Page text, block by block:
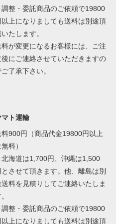
調整・委託商品のご依頼で19800
以上になりましても送料は別途頂
たします。
料が変更になるお客様には、ご注
後にご連絡させていただきますの
了承下さい。
マト運輸
料900円（商品代金19800円以上
料）
北海道は1,700円、沖縄は1,500
とさせて頂きます。他、離島は別
送料を見積りしてご連絡いたしま
調整・委託商品のご依頼で19800
以上になりましても送料は別途頂